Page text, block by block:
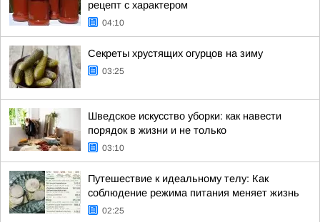
рецепт с характером
04:10
Секреты хрустящих огурцов на зиму
03:25
Шведское искусство уборки: как навести
порядок в жизни и не только
03:10
Путешествие к идеальному телу: Как
соблюдение режима питания меняет жизнь
02:25